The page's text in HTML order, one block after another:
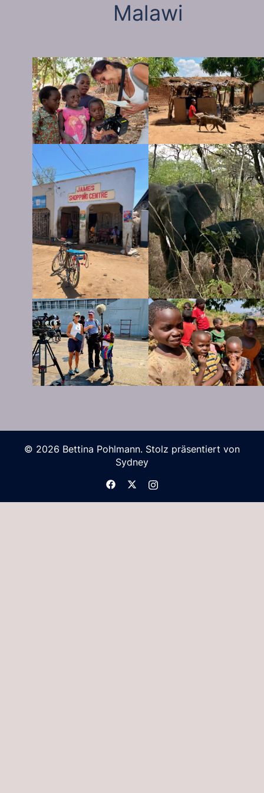
Malawi
© 2026 Bettina Pohlmann. Stolz präsentiert von
Sydney